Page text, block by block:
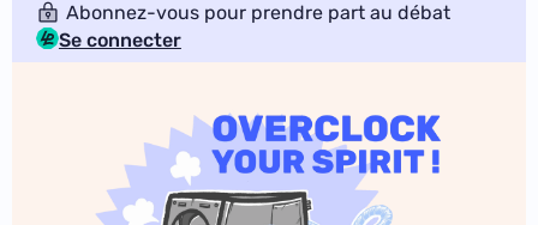
Abonnez-vous pour prendre part au débat
Se connecter